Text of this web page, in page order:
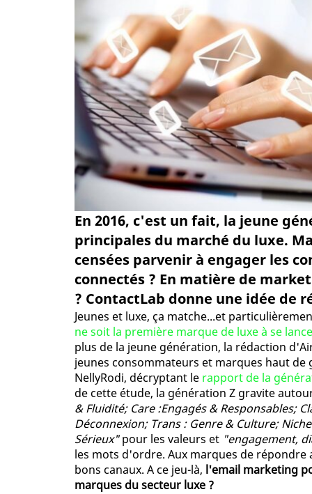
En 2016, c'est un fait, la jeune
principales du marché du luxe.
censées parvenir à engager les
connectés ? En matière de
? ContactLab donne une idée de
Jeunes et luxe, ça matche...et
ne soit la première marque de luxe à se
plus de la jeune génération, la rédaction
jeunes consommateurs et marques haut
NellyRodi, décryptant le rapport de la
de cette étude, la génération Z gravite
& Fluidité; Care :Engagés & Responsables;
Déconnexion; Trans : Genre & Culture;
Sérieux"pour les valeurs et "engagement,
les mots d'ordre. Aux marques de
bons canaux. A ce jeu-là, l'email marketing
marques du secteur luxe ?